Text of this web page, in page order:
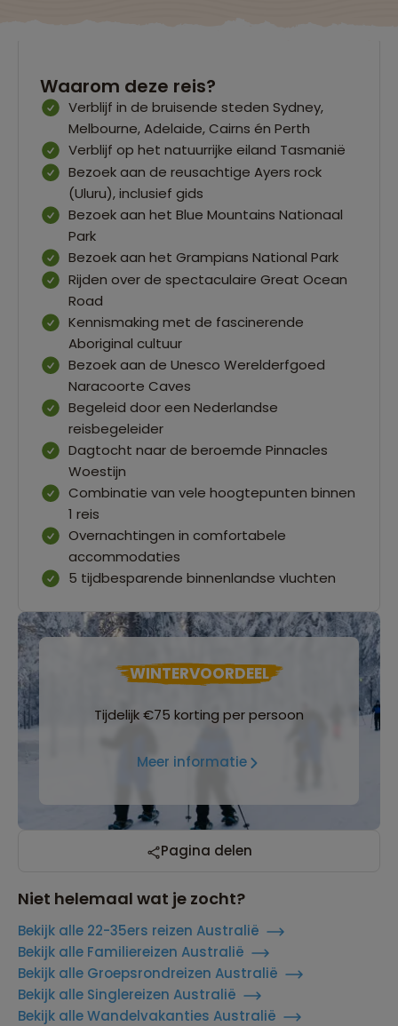
Waarom deze reis?
Verblijf in de bruisende steden Sydney,
Melbourne, Adelaide, Cairns én Perth
Verblijf op het natuurrijke eiland Tasmanië
Bezoek aan de reusachtige Ayers rock
(Uluru), inclusief gids
Bezoek aan het Blue Mountains Nationaal
Park
Bezoek aan het Grampians National Park
Rijden over de spectaculaire Great Ocean
Road
Kennismaking met de fascinerende
Aboriginal cultuur
Bezoek aan de Unesco Werelderfgoed
Naracoorte Caves
Begeleid door een Nederlandse
reisbegeleider
Dagtocht naar de beroemde Pinnacles
Woestijn
Combinatie van vele hoogtepunten binnen
1 reis
Overnachtingen in comfortabele
accommodaties
5 tijdbesparende binnenlandse vluchten
WINTERVOORDEEL
Tijdelijk €75 korting per persoon
Meer informatie
Pagina delen
Niet helemaal wat je zocht?
Bekijk alle 22-35ers reizen Australië
Bekijk alle Familiereizen Australië
Bekijk alle Groepsrondreizen Australië
Bekijk alle Singlereizen Australië
Bekijk alle Wandelvakanties Australië